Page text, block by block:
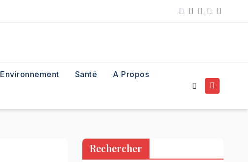
Environnement Santé A Propos
Rechercher